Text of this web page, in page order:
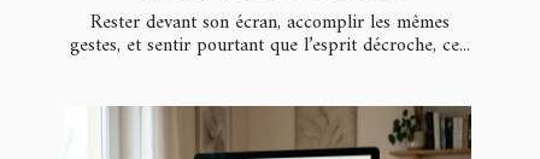
Rester devant son écran, accomplir les mêmes
gestes, et sentir pourtant que l’esprit décroche, ce...